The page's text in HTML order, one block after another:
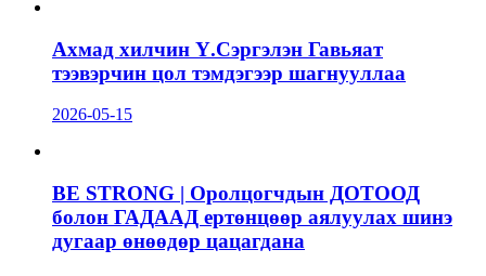
Ахмад хилчин Ү.Сэргэлэн Гавьяат
тээвэрчин цол тэмдэгээр шагнууллаа
2026-05-15
BE STRONG | Оролцогчдын ДОТООД
болон ГАДААД ертөнцөөр аялуулах шинэ
дугаар өнөөдөр цацагдана